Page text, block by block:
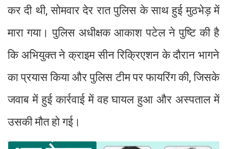
कर दी थी, सोमवार देर रात पुलिस के साथ हुई मुठभेड़ में
मारा गया। पुलिस अधीक्षक आकाश पटेल ने पुष्टि की है
कि अभियुक्त ने क्राइम सीन रिक्रिएशन के दौरान भागने
का प्रयास किया और पुलिस टीम पर फायरिंग की, जिसके
जवाब में हुई कार्रवाई में वह घायल हुआ और अस्पताल में
उसकी मौत हो गई।